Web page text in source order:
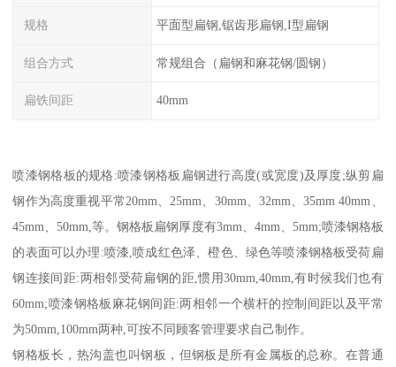
规格 平面型扁钢,锯齿形扁钢,I型扁钢
组合方式 常规组合（扁钢和麻花钢/圆钢）
扁铁间距 40mm
喷漆钢格板的规格:喷漆钢格板扁钢进行高度(或宽度)及厚度;纵剪扁
钢作为高度重视平常20mm、25mm、30mm、32mm、35mm 40mm、
45mm、50mm,等。钢格板扁钢厚度有3mm、4mm、5mm;喷漆钢格板
的表面可以办理:喷漆,喷成红色泽、橙色、绿色等喷漆钢格板受荷扁
钢连接间距:两相邻受荷扁钢的距,惯用30mm,40mm,有时候我们也有
60mm;喷漆钢格板麻花钢间距:两相邻一个横杆的控制间距以及平常
为50mm,100mm两种,可按不同顾客管理要求自己制作。
钢格板长，热沟盖也叫钢板，但钢板是所有金属板的总称。在普通